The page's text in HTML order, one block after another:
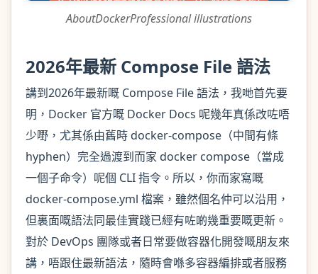
AboutDockerProfessional illustrations
2026年最新 Compose File 語法
講到2026年最新嘅 Compose File 語法，我哋首先要
明，Docker 官方嘅 Docker Docs 呢幾年真係改咗唔
少嘢，尤其係由舊時 docker-compose（中間有條
hyphen）完全過渡到而家 docker compose（當成
一個子命令）呢個 CLI 指令。所以，你而家寫嘅
docker-compose.yml 檔案，雖然個名仲可以沿用，
但裏面嘅語法同最佳實踐已經有咗啲幾重要嘅更新。
對於 DevOps 團隊或者日常要做容器化開發嘅朋友來
講，唔跟住最新語法，隨時會喺多容器編排或者服務